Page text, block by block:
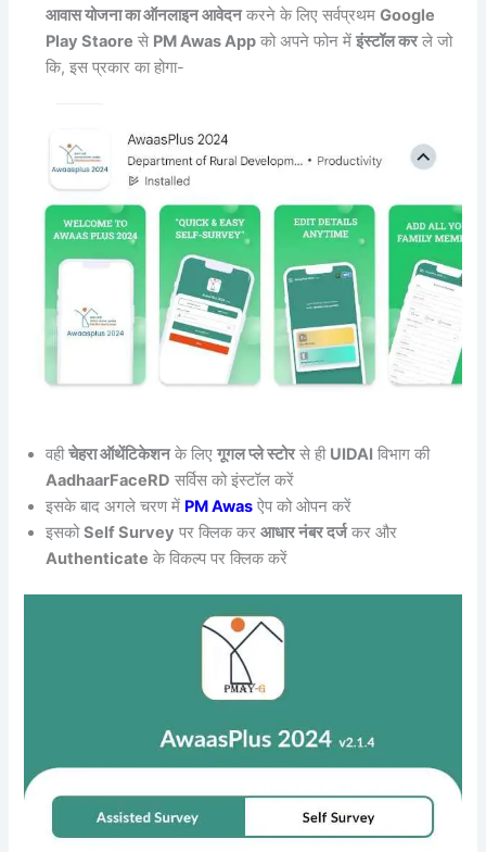
आवास योजना का ऑनलाइन आवेदनकरने के लिए सर्वप्रथमGoogle
Play Staore से PM Awas App को अपने फोन मेंइंस्टॉल करले जो
कि, इस प्रकार का होगा-
वहीचेहरा ऑथेंटिकेशनके लिएगूगल प्ले स्टोरसे ही UIDAI विभाग की
AadhaarFaceRD सर्विस को इंस्टॉल करें
इसके बाद अगले चरण में PM Awas ऐप को ओपन करें
इसकोSelf Survey पर क्लिक करआधार नंबर दर्जकर और
Authenticate के विकल्प पर क्लिक करें